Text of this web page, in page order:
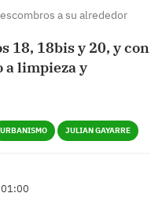
a su alrededor
18, 18bis y 20, y con
a limpieza y
URBANISMO JULIAN GAYARRE